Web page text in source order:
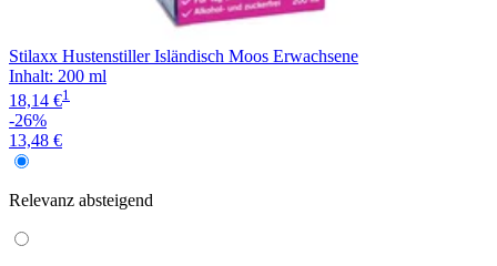
Stilaxx Hustenstiller Isländisch Moos Erwachsene
Inhalt: 200 ml
18,14 €1
-26%
13,48 €
Relevanz absteigend